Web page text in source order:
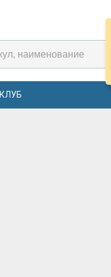
КЛУБ